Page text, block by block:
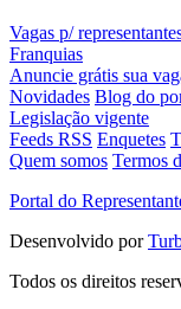
Vagas p/
Franquias
Anuncie grátis sua
Novidades Blog do
Legislação vigente
Feeds RSS Enquetes
Quem somos Termos
Portal do
Desenvolvido por
Todos os direitos